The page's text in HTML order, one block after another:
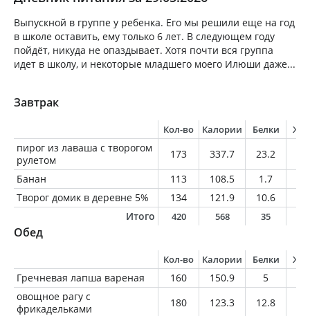
Выпускной в группе у ребенка. Его мы решили еще на год
в школе оставить, ему только 6 лет. В следующем году
пойдёт, никуда не опаздывает. Хотя почти вся группа
идет в школу, и некоторые младшего моего Илюши даже...
Завтрак
Кол-во Калории Белки
пирог из лаваша с творогом
рулетом
173 337.7 23.2
Банан
113 108.5 1.7
Творог домик в деревне 5%
134 121.9 10.6
Итого
420 568 35
Обед
Кол-во Калории Белки
Гречневая лапша вареная 160 150.9 5
овощное рагу с
фрикадельками
180 123.3 12.8